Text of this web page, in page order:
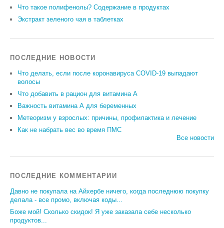
Что такое полифенолы? Содержание в продуктах
Экстракт зеленого чая в таблетках
ПОСЛЕДНИЕ НОВОСТИ
Что делать, если после коронавируса COVID-19 выпадают
волосы
Что добавить в рацион для витамина А
Важность витамина А для беременных
Метеоризм у взрослых: причины, профилактика и лечение
Как не набрать вес во время ПМС
Все новости
ПОСЛЕДНИЕ КОММЕНТАРИИ
Давно не покупала на Айхербе ничего, когда последнюю покупку
делала - все промо, включая коды...
Боже мой! Сколько скидок! Я уже заказала себе несколько
продуктов...